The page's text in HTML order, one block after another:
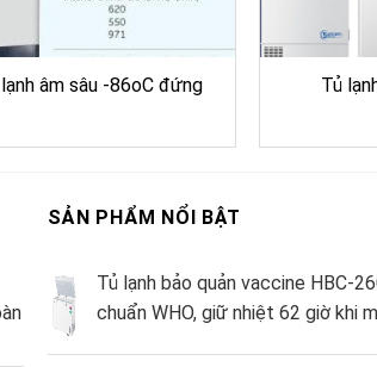
âm sâu -86oC đứng Tủ
SẢN PHẨM NỔI BẬT
Tủ lạnh bảo quản vaccine HBC-
chuẩn WHO, giữ nhiệt 62 giờ khi